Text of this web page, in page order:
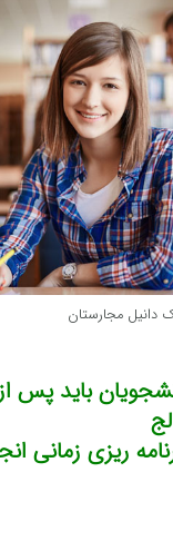
دانیل مجارستان‌
باید پس
ریزی زمانی